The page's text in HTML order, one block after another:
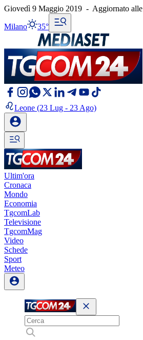
Giovedì 9 Maggio 2019 - Aggiornato alle
Milano 35°
Leone (23 Lug - 23 Ago)
Ultim'ora
Cronaca
Mondo
Economia
TgcomLab
Televisione
TgcomMag
Video
Schede
Sport
Meteo